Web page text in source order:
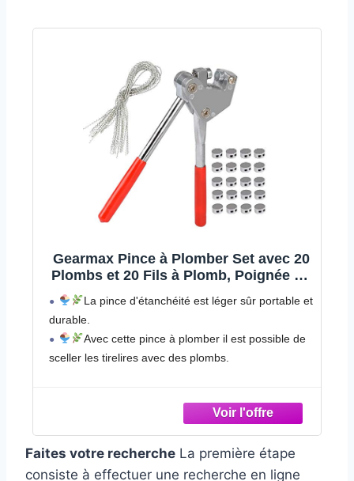
Gearmax Pince à Plomber Set avec 20
Plombs et 20 Fils à Plomb, Poignée en
La pince d'étanchéité est léger sûr portable et
durable.
Avec cette pince à plomber il est possible de
sceller les tirelires avec des plombs.
La poignée avec la housse plastique, qui est
antidérapant et peut empêcher les chocs
électriques.
Il peut être utilisé pour les taxis, compteurs
Faites votre recherche La première étape
consiste à effectuer une recherche en ligne